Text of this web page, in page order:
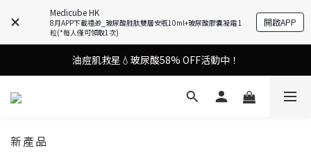
Medicube HK
8月APP下載禮🎁_玻尿酸胜肽雙層安瓶10ml+玻尿酸膠囊凝霜 1
粒(*每人僅可領取1次)
開啟APP
9in1多功能美容儀🌸護膚效果UP！
9in1多功能美容儀🌸護膚效果UP！
油痘肌救星💧玻尿酸58% OFF活動中！
果凍噴霧！一噴即現美白光透肌✨
新產品